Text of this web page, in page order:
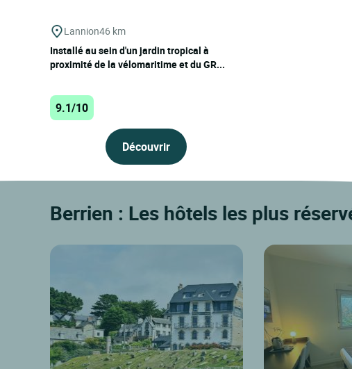
Lannion46 km
Installé au sein d'un jardin tropical à
proximité de la vélomaritime et du GR...
9.1/10
Découvrir
Berrien : Les hôtels les plus